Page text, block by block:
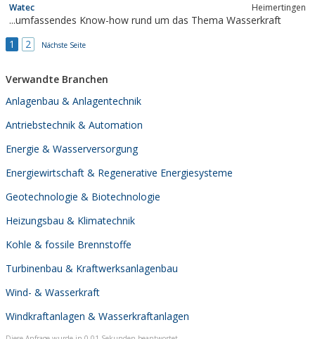
Watec Heimertingen
...umfassendes Know-how rund um das Thema Wasserkraft
1
2 Nächste Seite
Verwandte Branchen
Anlagenbau & Anlagentechnik
Antriebstechnik & Automation
Energie & Wasserversorgung
Energiewirtschaft & Regenerative Energiesysteme
Geotechnologie & Biotechnologie
Heizungsbau & Klimatechnik
Kohle & fossile Brennstoffe
Turbinenbau & Kraftwerksanlagenbau
Wind- & Wasserkraft
Windkraftanlagen & Wasserkraftanlagen